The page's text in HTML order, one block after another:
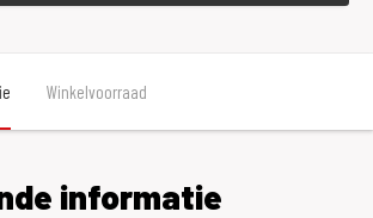
Winkelvoorraad
informatie